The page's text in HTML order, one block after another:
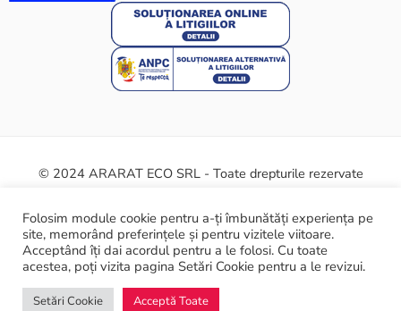
© 2024 ARARAT ECO SRL - Toate drepturile rezervate
Termeni și condiții Politica cookie Certificate și siguranță
ANPC
Folosim module cookie pentru a-ți îmbunătăți experiența pe
site, memorând preferințele și pentru vizitele viitoare.
Acceptând îți dai acordul pentru a le folosi. Cu toate
acestea, poți vizita pagina Setări Cookie pentru a le revizui.
Setări Cookie Acceptă Toate